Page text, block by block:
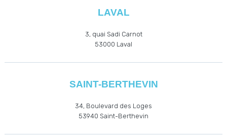
LAVAL
3, quai Sadi Carnot
53000 Laval
SAINT-BERTHEVIN
34, Boulevard des Loges
53940 Saint-Berthevin